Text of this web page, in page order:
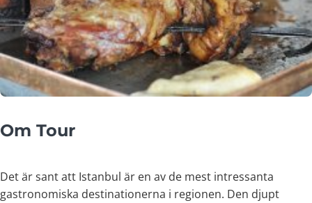
Om Tour
Det är sant att Istanbul är en av de mest intressanta
gastronomiska destinationerna i regionen. Den djupt